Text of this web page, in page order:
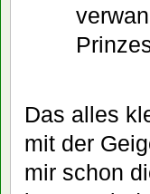
Das alles
mit der
mir schon